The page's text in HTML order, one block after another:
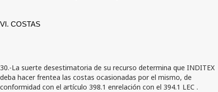
VI. COSTAS
30.-La suerte desestimatoria de su recurso determina que INDITEX
deba hacer frentea las costas ocasionadas por el mismo, de
conformidad con el artículo 398.1 enrelación con el 394.1 LEC .